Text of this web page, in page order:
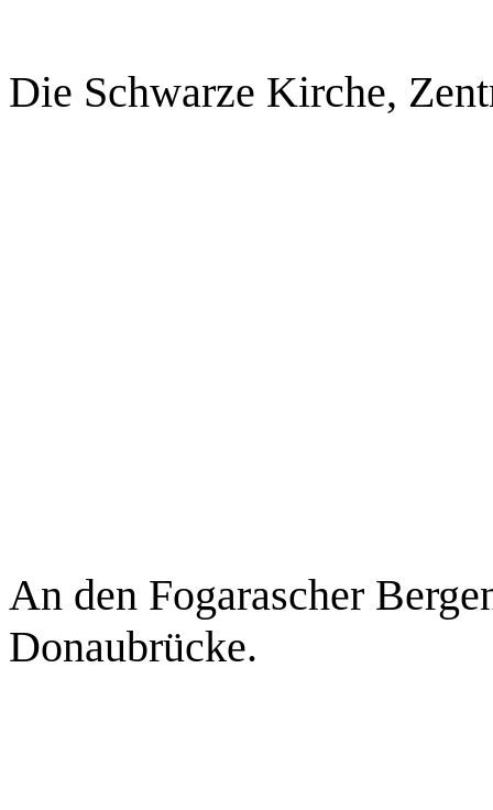
Die Schwarze Kirche,
An den Fogarascher
Donaubrücke.